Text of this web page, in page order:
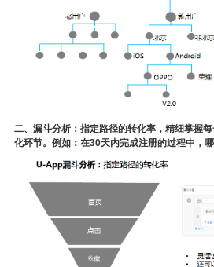
二、漏斗分析：指定路径的转化率，精细掌握
化环节。例如：在30天内完成注册的过程中，